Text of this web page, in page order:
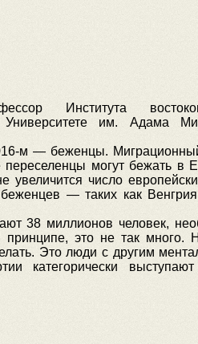
Института
Университете им. Адама
м — беженцы.
могут бежать в
число
— таких как
38 миллионов человек,
принципе, это не так много.
Это люди с другим
категорически